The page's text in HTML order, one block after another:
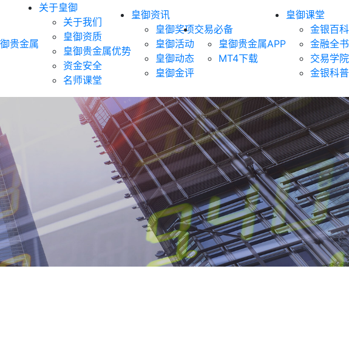
贵金属
关于皇御
关于我们
皇御资质
皇御贵金属优势
资金安全
名师课堂
皇御资讯
皇御奖项
皇御活动
皇御动态
皇御金评
交易必备
皇御贵金属APP
MT4下载
皇御课堂
金银百科
金融全书
交易学院
金银科普